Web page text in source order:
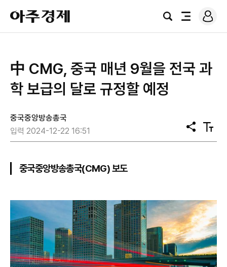
아
주
경
검
전
로
그
中 CMG, 중국 매년 9월을 전국 과
학 보급의 달로 규정할 예정
중국중앙방송총국
입력 2024-12-22 16:51
공
유
텍
스
중국중앙방송총국(CMG) 보도